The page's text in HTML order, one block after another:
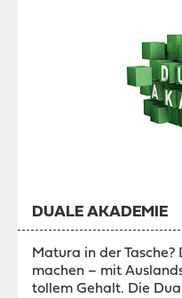
DUALE AKADEMIE
Matura in der Tasche?
machen – mit
tollem Gehalt. Die